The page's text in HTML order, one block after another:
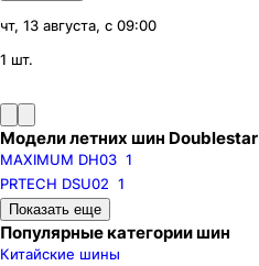
чт, 13 августа, с 09:00
1 шт.
Модели летних шин Doublestar
MAXIMUM DH03 1
PRTECH DSU02 1
Бренды
Ikon
Formula
Показать еще
Популярные категории шин
Китайские шины